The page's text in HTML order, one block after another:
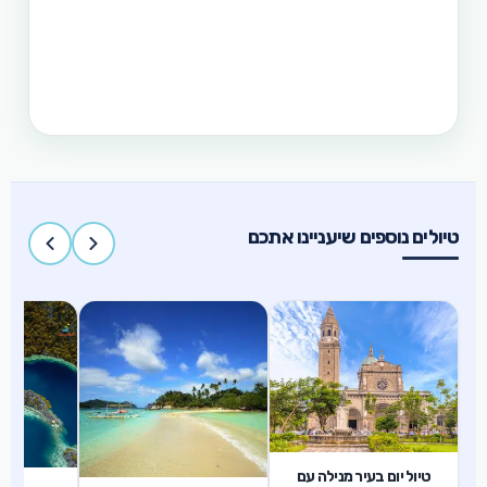
העולם״
טיולים נוספים שיעניינו אתכם
טיול יום בעיר מנילה עם